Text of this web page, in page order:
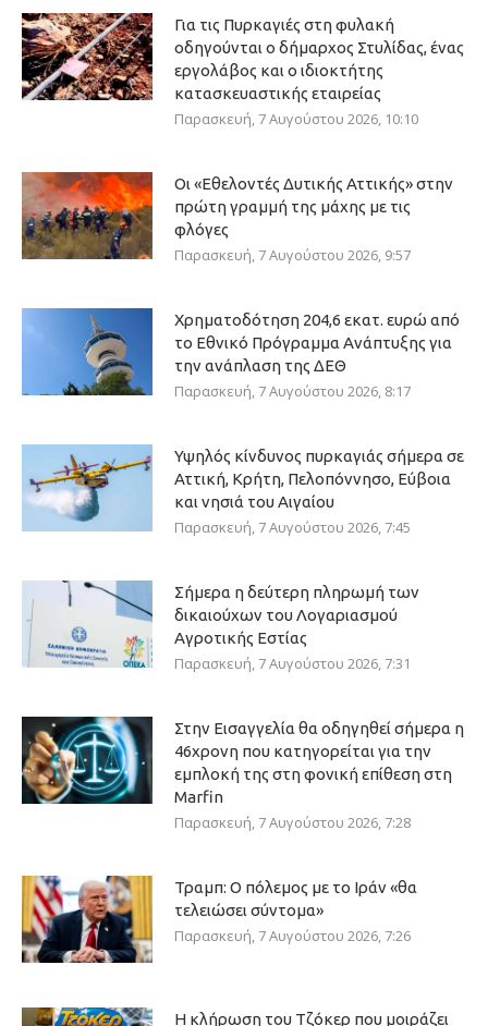
Για τις Πυρκαγιές στη φυλακή
οδηγούνται ο δήμαρχος Στυλίδας, ένας
εργολάβος και ο ιδιοκτήτης
κατασκευαστικής εταιρείας
Παρασκευή, 7 Αυγούστου 2026, 10:10
Οι «Εθελοντές Δυτικής Αττικής» στην
πρώτη γραμμή της μάχης με τις
φλόγες
Παρασκευή, 7 Αυγούστου 2026, 9:57
Χρηματοδότηση 204,6 εκατ. ευρώ από
το Εθνικό Πρόγραμμα Ανάπτυξης για
την ανάπλαση της ΔΕΘ
Παρασκευή, 7 Αυγούστου 2026, 8:17
Υψηλός κίνδυνος πυρκαγιάς σήμερα σε
Αττική, Κρήτη, Πελοπόννησο, Εύβοια
και νησιά του Αιγαίου
Παρασκευή, 7 Αυγούστου 2026, 7:45
Σήμερα η δεύτερη πληρωμή των
δικαιούχων του Λογαριασμού
Αγροτικής Εστίας
Παρασκευή, 7 Αυγούστου 2026, 7:31
Στην Εισαγγελία θα οδηγηθεί σήμερα η
46χρονη που κατηγορείται για την
εμπλοκή της στη φονική επίθεση στη
Marfin
Παρασκευή, 7 Αυγούστου 2026, 7:28
Τραμπ: Ο πόλεμος με το Ιράν «θα
τελειώσει σύντομα»
Παρασκευή, 7 Αυγούστου 2026, 7:26
Η κλήρωση του Τζόκερ που μοιράζει